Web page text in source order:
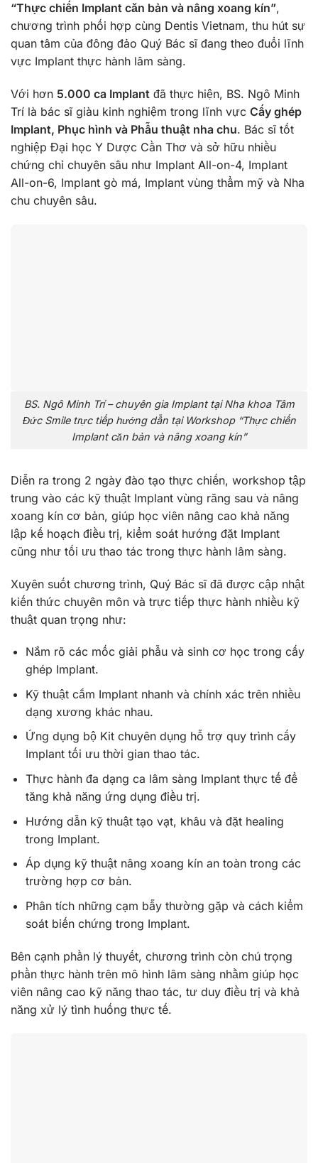
“Thực chiến Implant căn bản và nâng xoang kín”,
chương trình phối hợp cùng Dentis Vietnam, thu hút sự
quan tâm của đông đảo Quý Bác sĩ đang theo đuổi lĩnh
vực Implant thực hành lâm sàng.
Với hơn 5.000 ca Implant đã thực hiện, BS. Ngô Minh
Trí là bác sĩ giàu kinh nghiệm trong lĩnh vực Cấy ghép
Implant, Phục hình và Phẫu thuật nha chu. Bác sĩ tốt
nghiệp Đại học Y Dược Cần Thơ và sở hữu nhiều
chứng chỉ chuyên sâu như Implant All-on-4, Implant
All-on-6, Implant gò má, Implant vùng thẩm mỹ và Nha
chu chuyên sâu.
BS. Ngô Minh Trí – chuyên gia Implant tại Nha khoa Tâm
Đức Smile trực tiếp hướng dẫn tại Workshop “Thực chiến
Implant căn bản và nâng xoang kín”
Diễn ra trong 2 ngày đào tạo thực chiến, workshop tập
trung vào các kỹ thuật Implant vùng răng sau và nâng
xoang kín cơ bản, giúp học viên nâng cao khả năng
lập kế hoạch điều trị, kiểm soát hướng đặt Implant
cũng như tối ưu thao tác trong thực hành lâm sàng.
Xuyên suốt chương trình, Quý Bác sĩ đã được cập nhật
kiến thức chuyên môn và trực tiếp thực hành nhiều kỹ
thuật quan trọng như:
Nắm rõ các mốc giải phẫu và sinh cơ học trong cấy
ghép Implant.
Kỹ thuật cắm Implant nhanh và chính xác trên nhiều
dạng xương khác nhau.
Ứng dụng bộ Kit chuyên dụng hỗ trợ quy trình cấy
Implant tối ưu thời gian thao tác.
Thực hành đa dạng ca lâm sàng Implant thực tế để
tăng khả năng ứng dụng điều trị.
Hướng dẫn kỹ thuật tạo vạt, khâu và đặt healing
trong Implant.
Áp dụng kỹ thuật nâng xoang kín an toàn trong các
trường hợp cơ bản.
Phân tích những cạm bẫy thường gặp và cách kiểm
soát biến chứng trong Implant.
Bên cạnh phần lý thuyết, chương trình còn chú trọng
phần thực hành trên mô hình lâm sàng nhằm giúp học
viên nâng cao kỹ năng thao tác, tư duy điều trị và khả
năng xử lý tình huống thực tế.